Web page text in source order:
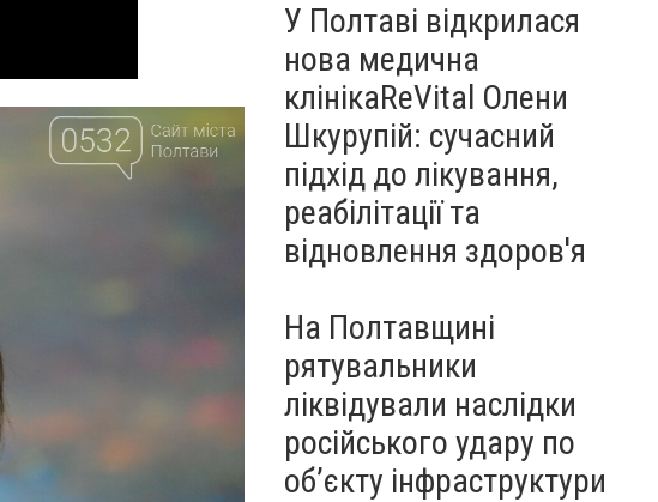
У Полтаві відкрилася
нова медична
клінікаReVital Олени
Шкурупій: сучасний
підхід до лікування,
реабілітації та
відновлення здоров'я
На Полтавщині
рятувальники
ліквідували наслідки
російського удару по
об’єкту інфраструктури